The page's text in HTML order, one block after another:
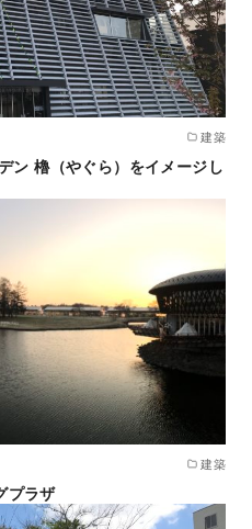
建築
ン 櫓（やぐら）をイメージし
建築
プラザ